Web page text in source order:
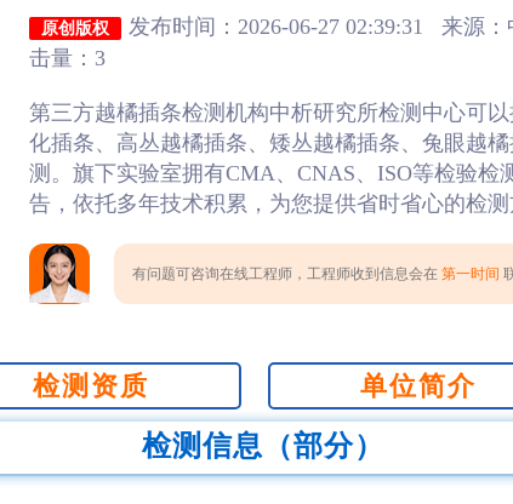
原创版权 发布时间：2026-06-27 02:39:31 来源：
击量：3
第三方越橘插条检测机构中析研究所检测中心可
化插条、高丛越橘插条、矮丛越橘插条、兔眼越
测。旗下实验室拥有CMA、CNAS、ISO等检验检
告，依托多年技术积累，为您提供省时省心的检测
有问题可咨询在线工程师，工程师收到信息会在 第一时间
检测资质 单位简介
检测信息（部分）